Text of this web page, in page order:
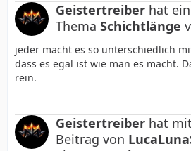
Geistertreiber hat
Thema Schichtlänge
jeder macht es so unterschiedlich
dass es egal ist wie man es macht.
rein.
Geistertreiber hat mit
Beitrag von